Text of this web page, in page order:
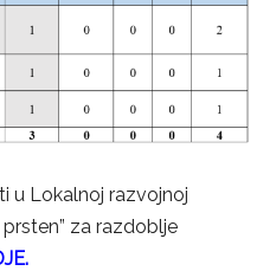
u Lokalnoj razvojnoj
za razdoblje
.